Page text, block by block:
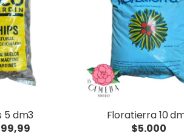
5 dm3
Floratierra 10
$5.000